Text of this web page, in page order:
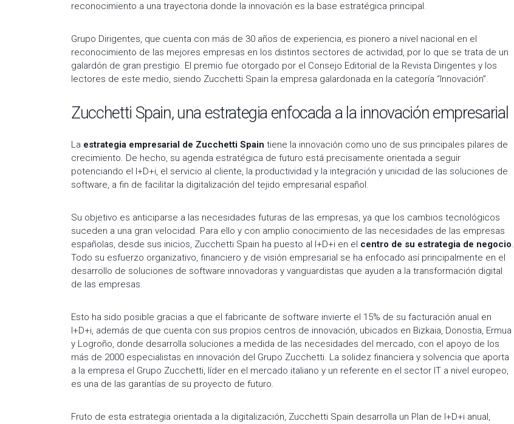
reconocimiento a una trayectoria donde la innovación es la base estratégica principal.
Grupo Dirigentes, que cuenta con más de 30 años de experiencia, es pionero a nivel nacional en el
reconocimiento de las mejores empresas en los distintos sectores de actividad, por lo que se trata de un
galardón de gran prestigio. El premio fue otorgado por el Consejo Editorial de la Revista Dirigentes y los
lectores de este medio, siendo Zucchetti Spain la empresa galardonada en la categoría “Innovación”.
Zucchetti Spain, una estrategia enfocada a la innovación empresarial
La estrategia empresarial de Zucchetti Spain tiene la innovación como uno de sus principales pilares de
crecimiento. De hecho, su agenda estratégica de futuro está precisamente orientada a seguir
potenciando el I+D+i, el servicio al cliente, la productividad y la integración y unicidad de las soluciones de
software, a fin de facilitar la digitalización del tejido empresarial español.
Su objetivo es anticiparse a las necesidades futuras de las empresas, ya que los cambios tecnológicos
suceden a una gran velocidad. Para ello y con amplio conocimiento de las necesidades de las empresas
españolas, desde sus inicios, Zucchetti Spain ha puesto al I+D+i en el centro de su estrategia de negocio.
Todo su esfuerzo organizativo, financiero y de visión empresarial se ha enfocado así principalmente en el
desarrollo de soluciones de software innovadoras y vanguardistas que ayuden a la transformación digital
de las empresas.
Esto ha sido posible gracias a que el fabricante de software invierte el 15% de su facturación anual en
I+D+i, además de que cuenta con sus propios centros de innovación, ubicados en Bizkaia, Donostia, Ermua
y Logroño, donde desarrolla soluciones a medida de las necesidades del mercado, con el apoyo de los
más de 2000 especialistas en innovación del Grupo Zucchetti. La solidez financiera y solvencia que aporta
a la empresa el Grupo Zucchetti, líder en el mercado italiano y un referente en el sector IT a nivel europeo,
es una de las garantías de su proyecto de futuro.
Fruto de esta estrategia orientada a la digitalización, Zucchetti Spain desarrolla un Plan de I+D+i anual,